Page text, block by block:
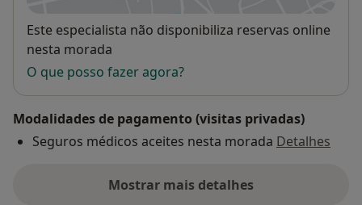
Disponibilidade
Este especialista não disponibiliza reservas online
nesta morada
O que posso fazer agora?
Modalidades de pagamento (visitas privadas)
Seguros médicos aceites nesta morada Detalhes
Mostrar mais detalhes
sobre o endereço